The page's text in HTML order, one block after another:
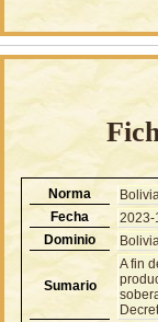
Norma
Fecha
2023-
Dominio
Sumario
A fin